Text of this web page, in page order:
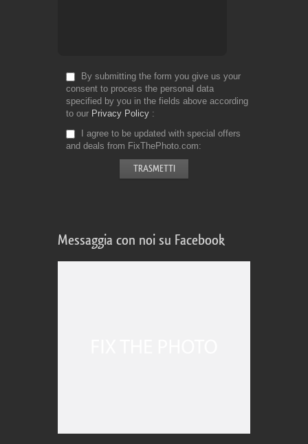
By submitting the form you give us your
consent to process the personal data
specified by you in the fields above according
to our Privacy Policy
I agree to be updated with special offers
and deals from FixThePhoto.com
Messaggia con noi su Facebook